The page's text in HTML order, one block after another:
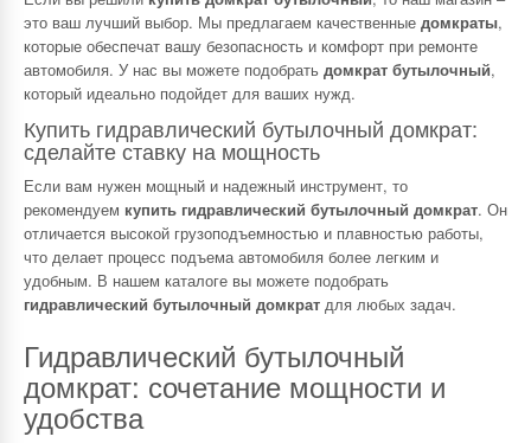
это ваш лучший выбор. Мы предлагаем качественные домкраты,
которые обеспечат вашу безопасность и комфорт при ремонте
автомобиля. У нас вы можете подобрать домкрат бутылочный,
который идеально подойдет для ваших нужд.
Купить гидравлический бутылочный домкрат:
сделайте ставку на мощность
Если вам нужен мощный и надежный инструмент, то
рекомендуем купить гидравлический бутылочный домкрат. Он
отличается высокой грузоподъемностью и плавностью работы,
что делает процесс подъема автомобиля более легким и
удобным. В нашем каталоге вы можете подобрать
гидравлический бутылочный домкрат для любых задач.
Гидравлический бутылочный
домкрат: сочетание мощности и
удобства